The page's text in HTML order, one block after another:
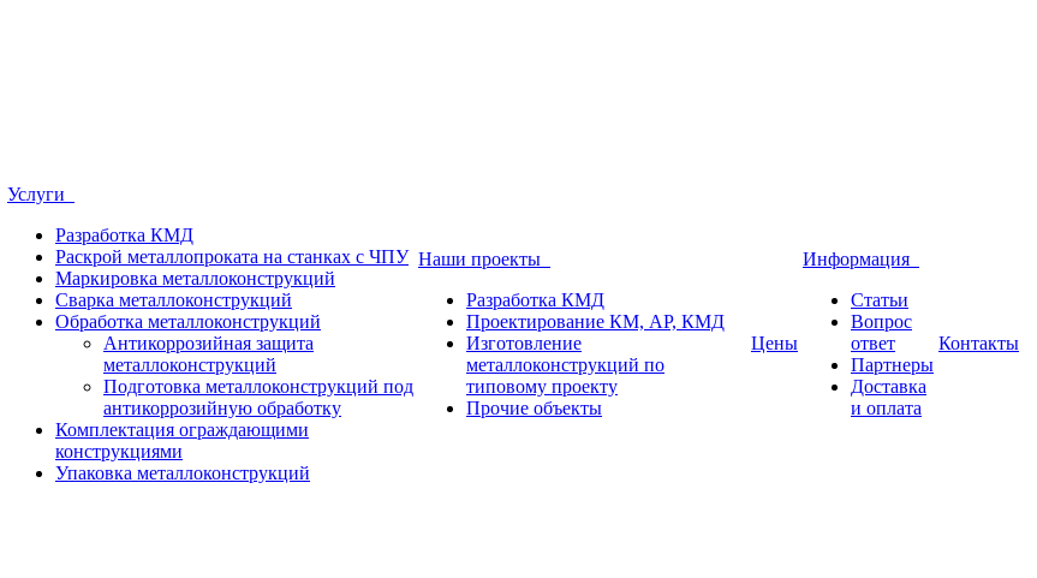
Услуги
Разработка КМД
Раскрой металлопроката на станках с ЧПУ
Маркировка металлоконструкций
Сварка металлоконструкций
Обработка металлоконструкций
Антикоррозийная защита
металлоконструкций
Подготовка металлоконструкций под
антикоррозийную обработку
Комплектация ограждающими
конструкциями
Упаковка металлоконструкций
Наши проекты
Разработка КМД
Проектирование КМ, АР, КМД
Изготовление
металлоконструкций по
типовому проекту
Прочие объекты
Цены
Информация
Статьи
Вопрос
ответ
Партнеры
Доставка
и оплата
Контакты